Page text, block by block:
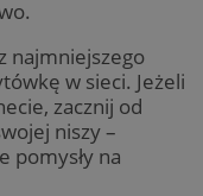
najmniejszego
w sieci. Jeżeli
zacznij od
niszy –
pomysły na